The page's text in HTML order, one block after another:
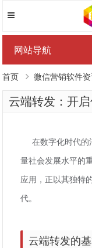
网站导航
首页 微信营销软件
云端转发：开
在数字化时代
量社会发展水平的
应用，正以其独特
代。
云端转发的